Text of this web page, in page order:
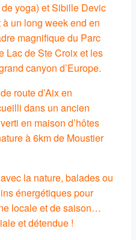
yoga) et Sibille Devic
un long week end en
magnifique du Parc
Lac de Ste Croix et les
canyon d’Europe.
route d’Aix en
dans un ancien
en maison d’hôtes
à 6km de Moustier
la nature, balades ou
énergétiques pour
locale et de saison…
et détendue !